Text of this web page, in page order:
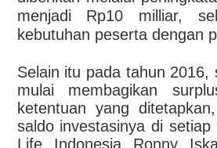
menjadi Rp10 milliar,
kebutuhan peserta dengan
Selain itu pada tahun 2016,
mulai membagikan
ketentuan yang
saldo investasinya di setiap
Life Indonesia Ronny